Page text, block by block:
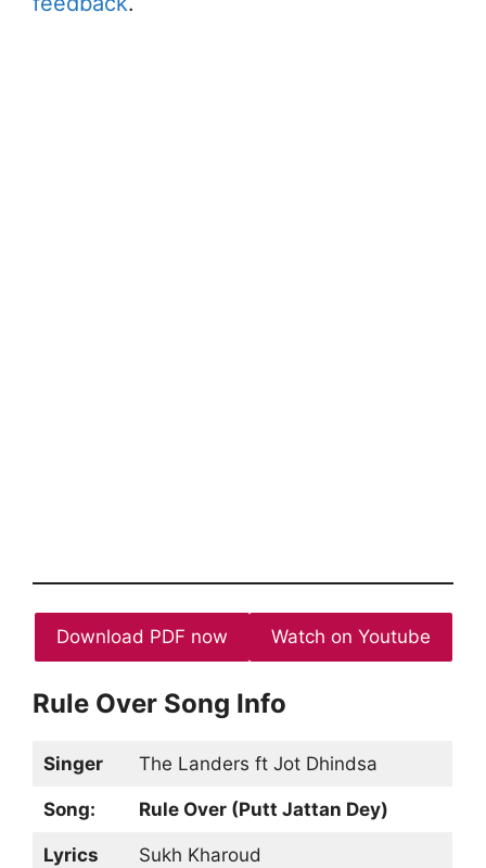
Download PDF now Watch on Youtube
Rule Over Song Info
Singer The Landers ft Jot Dhindsa
Song: Rule Over (Putt Jattan Dey)
Lyrics Sukh Kharoud